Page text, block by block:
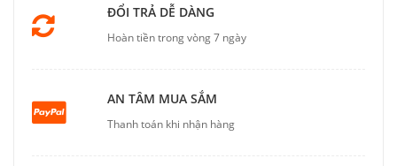
ĐỔI TRẢ DỄ DÀNG
Hoàn tiền trong vòng 7 ngày
AN TÂM MUA SẮM
Thanh toán khi nhận hàng